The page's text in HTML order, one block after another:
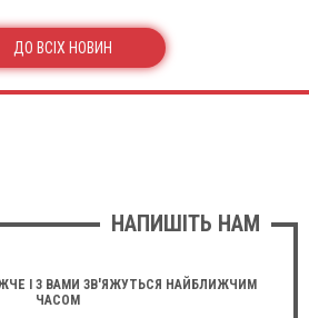
ДО ВСІХ НОВИН
НАПИШІТЬ НАМ
І З ВАМИ ЗВ'ЯЖУТЬСЯ НАЙБЛИЖЧИМ
ЧАСОМ